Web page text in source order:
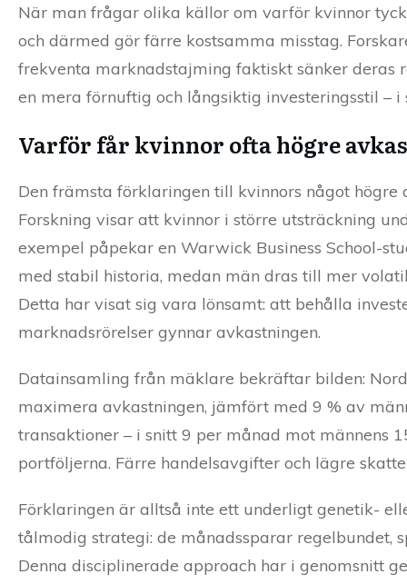
När man frågar olika källor om varför kvinnor
och därmed gör färre kostsamma misstag.
frekventa marknadstajming faktiskt sänker deras
en mera förnuftig och långsiktig investeringsstil –
Varför får kvinnor ofta högre
Den främsta förklaringen till kvinnors något
Forskning visar att kvinnor i större utsträckning
exempel påpekar en Warwick Business School-
med stabil historia, medan män dras till mer
Detta har visat sig vara lönsamt: att behålla
marknadsrörelser gynnar avkastningen.
Datainsamling från mäklare bekräftar bilden:
maximera avkastningen, jämfört med 9 % av
transaktioner – i snitt 9 per månad mot männens
portföljerna. Färre handelsavgifter och lägre
Förklaringen är alltså inte ett underligt genetik-
tålmodig strategi: de månadssparar regelbundet,
Denna disciplinerade approach har i genomsnitt